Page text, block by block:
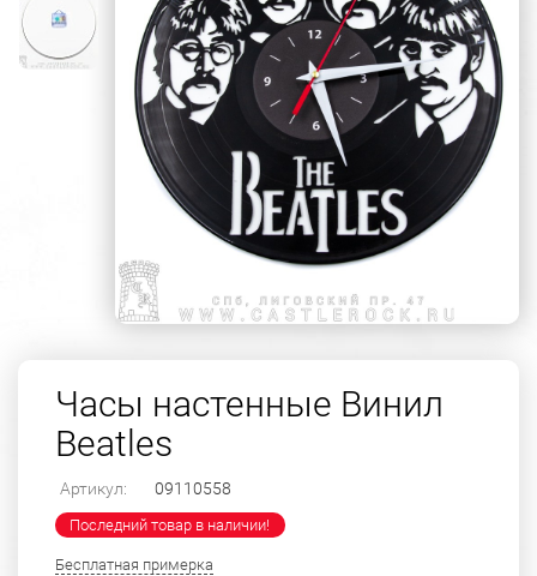
Часы настенные Винил
Beatles
Артикул: 09110558
Последний товар в наличии!
Бесплатная примерка